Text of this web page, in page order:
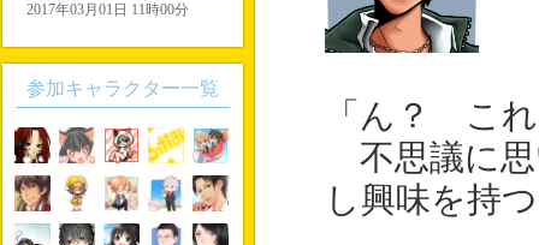
「ん？ こ
不思議に思
し興味を持
2017年03月01日 11時00分
参加キャラクター一覧